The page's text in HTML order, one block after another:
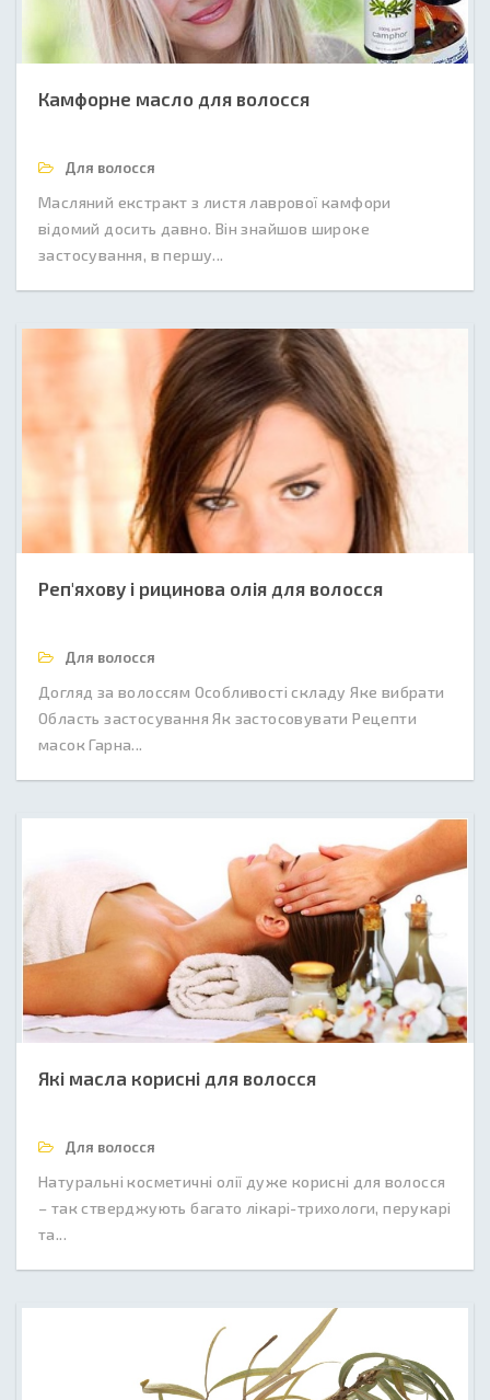
Камфорне масло для волосся
Для волосся
Масляний екстракт з листя лаврової камфори
відомий досить давно. Він знайшов широке
застосування, в першу...
Реп'яхову і рицинова олія для волосся
Для волосся
Догляд за волоссям Особливості складу Яке вибрати
Область застосування Як застосовувати Рецепти
масок Гарна...
Які масла корисні для волосся
Для волосся
Натуральні косметичні олії дуже корисні для волосся
– так стверджують багато лікарі-трихологи, перукарі
та...